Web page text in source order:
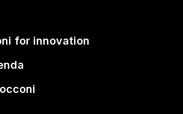
for innovation